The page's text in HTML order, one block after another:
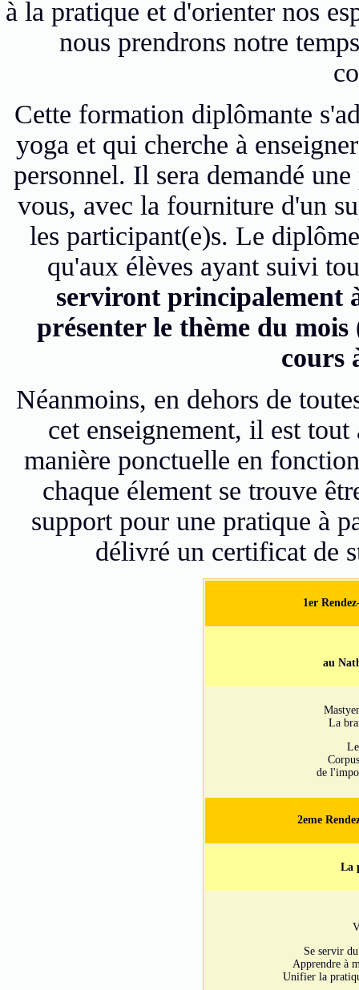
à la pratique et d'orienter nos
nous prendrons notre
Cette formation diplômante
yoga et qui cherche à
personnel. Il sera demandé
vous, avec la fourniture d'un
les participant(e)s. Le
qu'aux élèves ayant suivi
serviront principalement
présenter le thème du
cours
Néanmoins, en dehors de
cet enseignement, il est
manière ponctuelle en
chaque élement se trouve
support pour une pratique à
délivré un certificat de
1er
au
La
de
2eme
La
Se servir
Apprendre à
Unifier la